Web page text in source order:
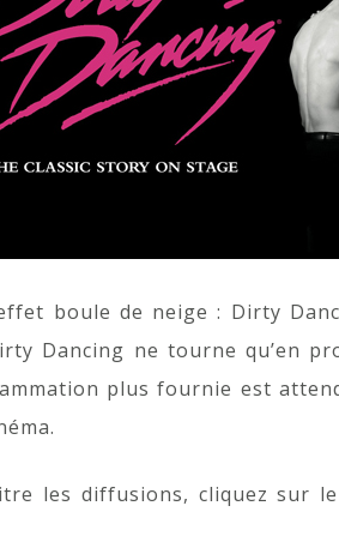
boule de neige : Dirty
Dancing ne tourne qu’en
plus fournie est
les diffusions, cliquez sur